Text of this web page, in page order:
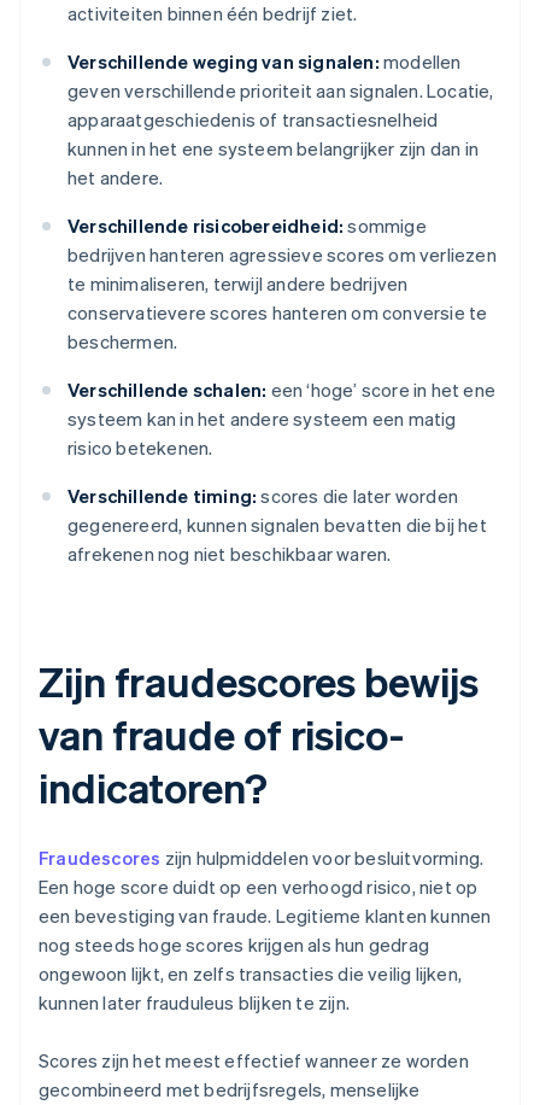
activiteiten binnen één bedrijf ziet.
Verschillende weging van signalen: modellen
geven verschillende prioriteit aan signalen. Locatie,
apparaatgeschiedenis of transactiesnelheid
kunnen in het ene systeem belangrijker zijn dan in
het andere.
Verschillende risicobereidheid: sommige
bedrijven hanteren agressieve scores om verliezen
te minimaliseren, terwijl andere bedrijven
conservatievere scores hanteren om conversie te
beschermen.
Verschillende schalen: een ‘hoge’ score in het ene
systeem kan in het andere systeem een matig
risico betekenen.
Verschillende timing: scores die later worden
gegenereerd, kunnen signalen bevatten die bij het
afrekenen nog niet beschikbaar waren.
Zijn fraudescores bewijs
van fraude of risico-
indicatoren?
Fraudescores zijn hulpmiddelen voor besluitvorming.
Een hoge score duidt op een verhoogd risico, niet op
een bevestiging van fraude. Legitieme klanten kunnen
nog steeds hoge scores krijgen als hun gedrag
ongewoon lijkt, en zelfs transacties die veilig lijken,
kunnen later frauduleus blijken te zijn.
Scores zijn het meest effectief wanneer ze worden
gecombineerd met bedrijfsregels, menselijke